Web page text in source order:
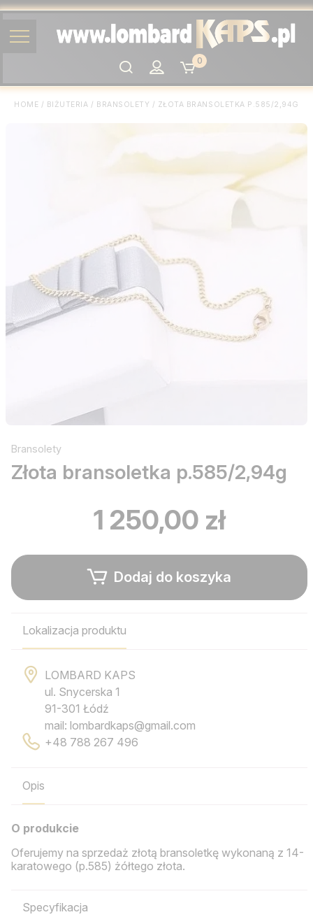
Szukaj
0
HOME / BIŻUTERIA / BRANSOLETY / ZŁOTA BRANSOLETKA P.585/2,94G
Bransolety
Złota bransoletka p.585/2,94g
1 250,00 zł
Dodaj do koszyka
Lokalizacja produktu
LOMBARD KAPS
ul. Snycerska 1
91-301 Łódź
mail: lombardkaps@gmail.com
+48 788 267 496
Opis
O produkcie
Oferujemy na sprzedaż złotą bransoletkę wykonaną z 14-
karatowego (p.585) żółtego złota.
Specyfikacja